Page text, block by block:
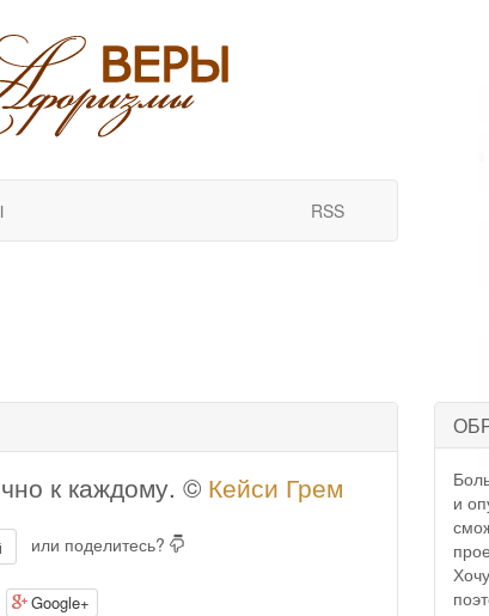
RSS
к каждому. © Кейси Грем
или поделитесь?
Google+
и